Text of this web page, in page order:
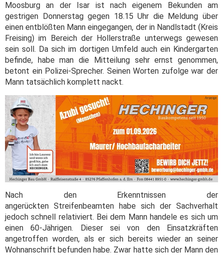
Moosburg an der Isar ist nach eigenem Bekunden am
gestrigen Donnerstag gegen 18.15 Uhr die Meldung über
einen entblößten Mann eingegangen, der in Nandlstadt (Kreis
Freising) im Bereich der Hollerstraße unterwegs gewesen
sein soll. Da sich im dortigen Umfeld auch ein Kindergarten
befinde, habe man die Mitteilung sehr ernst genommen,
betont ein Polizei-Sprecher. Seinen Worten zufolge war der
Mann tatsächlich komplett nackt.
Nach den Erkenntnissen der
angerückten Streifenbeamten habe sich der Sachverhalt
jedoch schnell relativiert. Bei dem Mann handele es sich um
einen 60-Jährigen. Dieser sei von den Einsatzkräften
angetroffen worden, als er sich bereits wieder an seiner
Wohnanschrift befunden habe. Zwar hatte sich der Mann den